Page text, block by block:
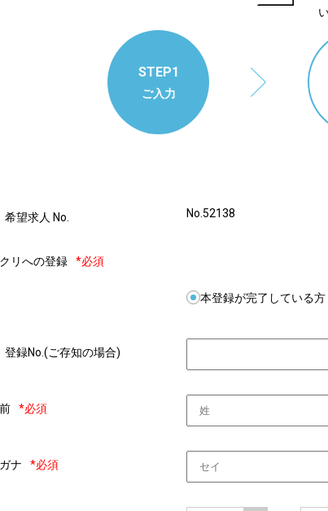
STEP1
ご入力
希望求人 No. No.52138
リへの登録 *必須
本登録が完了している方
登録No.(ご存知の場合)
*必須
ナ *必須